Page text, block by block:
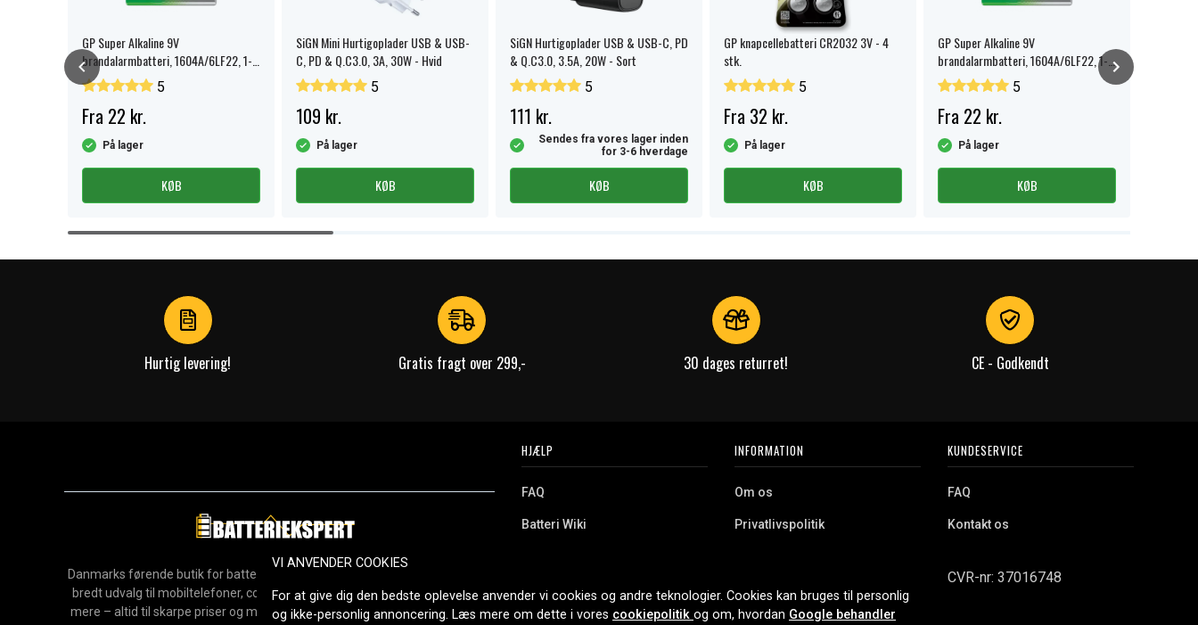
GP Super Alkaline 9V
brandalarmbatteri, 1604A/6LF22, 1-
pak.
5
Fra 22 kr.
På lager
KØB
SiGN Mini Hurtigoplader USB & USB-
C, PD & Q.C3.0, 3A, 30W - Hvid
5
109 kr.
På lager
KØB
SiGN Hurtigoplader USB & USB-C, PD
& Q.C3.0, 3.5A, 20W - Sort
5
111 kr.
Sendes fra vores lager inden
for 3-6 hverdage
KØB
GP knapcellebatteri CR2032 3V - 4
stk.
5
Fra 32 kr.
På lager
KØB
GP Super Alkaline 9V
brandalarmbatteri, 1604A/6LF22, 1-
pak.
5
Fra 22 kr.
På lager
KØB
Item
Hurtig levering! Gratis fragt over 299,- 30 dages returret! CE - Godkendt
Danmarks førende butik for batterier, opladere og reservedele. Vi tilbyder et
bredt udvalg til mobiltelefoner, computere, værktøj, husholdning og meget
mere – altid til skarpe priser og med hurtig levering. Sikker nethandel siden
HJÆLP
FAQ
Batteri Wiki
Erhvervskunde
INFORMATION
Om os
Privatlivspolitik
Cookies
KUNDESERVICE
FAQ
Kontakt os
CVR-nr: 37016748
VI ANVENDER COOKIES
For at give dig den bedste oplevelse anvender vi cookies og andre teknologier. Cookies kan bruges til personlig
og ikke-personlig annoncering. Læs mere om dette i vores cookiepolitik og om, hvordan Google behandler